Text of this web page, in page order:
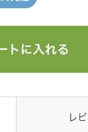
トに入れる
レ